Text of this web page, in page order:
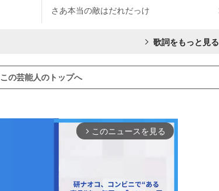
さあ本当の敵はだれだっけ
歌詞をもっと見る
この芸能人のトップへ
arrow_forward_ios このニュースを見る